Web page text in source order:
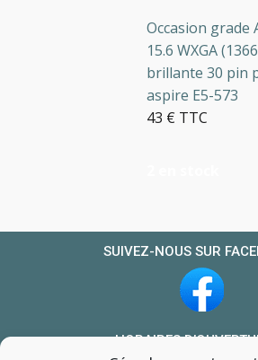
Occasion grade
15.6 WXGA
brillante 30 pin
aspire E5-573
43 € TTC
SUIVEZ-NOUS SUR
HORAIRES